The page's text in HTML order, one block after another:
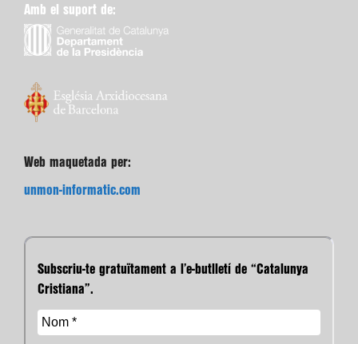
Amb el suport de:
Web maquetada per:
unmon-informatic.com
Subscriu-te gratuïtament a l’e-butlletí de “Catalunya
Cristiana”.